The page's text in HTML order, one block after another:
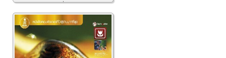
สำนักพิมพ์:โปรวิชั่น
คงเหลือ:1